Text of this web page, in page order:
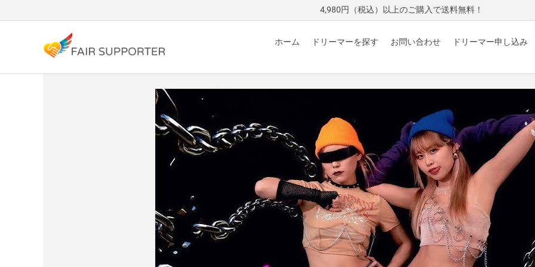
4,980円（税込）以上のご購入で送料無料！
ホーム ドリーマーを探す お問い合わせ ドリーマー申し込み